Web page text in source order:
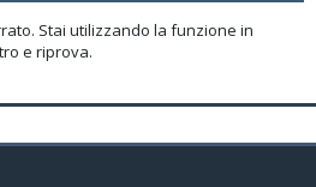
Stai utilizzando la funzione in
e riprova.